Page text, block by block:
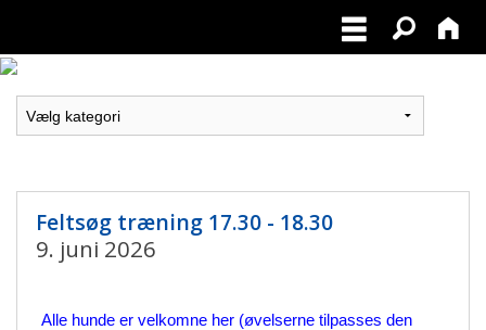
Feltsøg træning 17.30 - 18.30
9. juni 2026
Alle hunde er velkomne her (øvelserne tilpasses den